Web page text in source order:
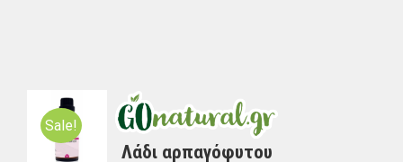
Sale!
Λάδι αρπαγόφυτου